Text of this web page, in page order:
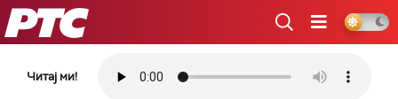
РТС
Читај ми!